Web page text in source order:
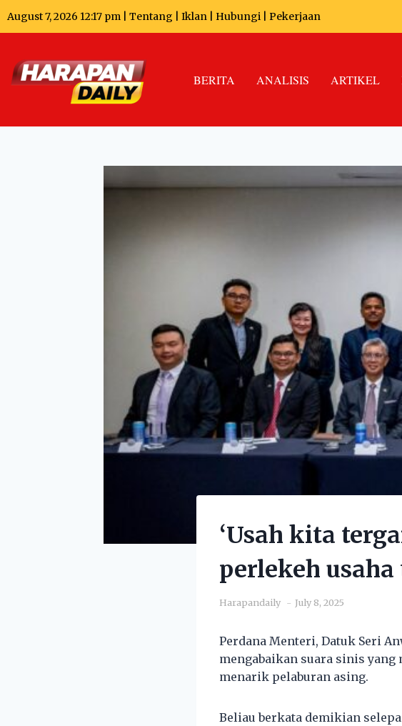
August 7, 2026 12:17 pm | Tentang Iklan Hubungi Pekerjaan
BERITA ANALISIS ARTIKEL
‘Usah kita
perlekeh
Harapandaily July 8, 2025
Perdana Menteri, Datuk Seri
mengabaikan suara sinis yang
menarik pelaburan asing.
Beliau berkata demikian